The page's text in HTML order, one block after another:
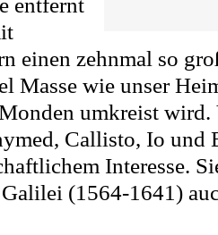
einen zehnmal so
Masse wie unser
umkreist wird.
Callisto, Io und
Interesse.
(1564-1641)